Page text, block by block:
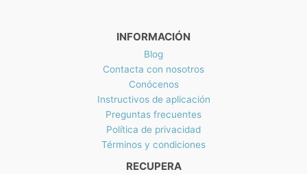
INFORMACIÓN
Blog
Contacta con nosotros
Conócenos
Instructivos de aplicación
Preguntas frecuentes
Política de privacidad
Términos y condiciones
RECUPERA